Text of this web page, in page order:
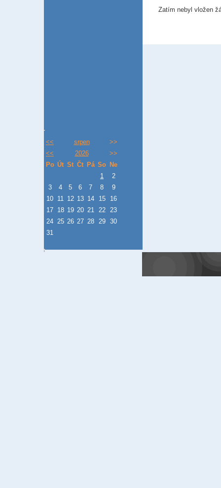
<< srpen
>>
<<
2026
>>
Po Út St Čt Pá So Ne
1
2
3
4 5 6 7 8
9
10 11 12 13 14 15
16
17 18 19 20 21 22
23
24 25 26 27 28 29
30
31
Zatím nebyl vložen